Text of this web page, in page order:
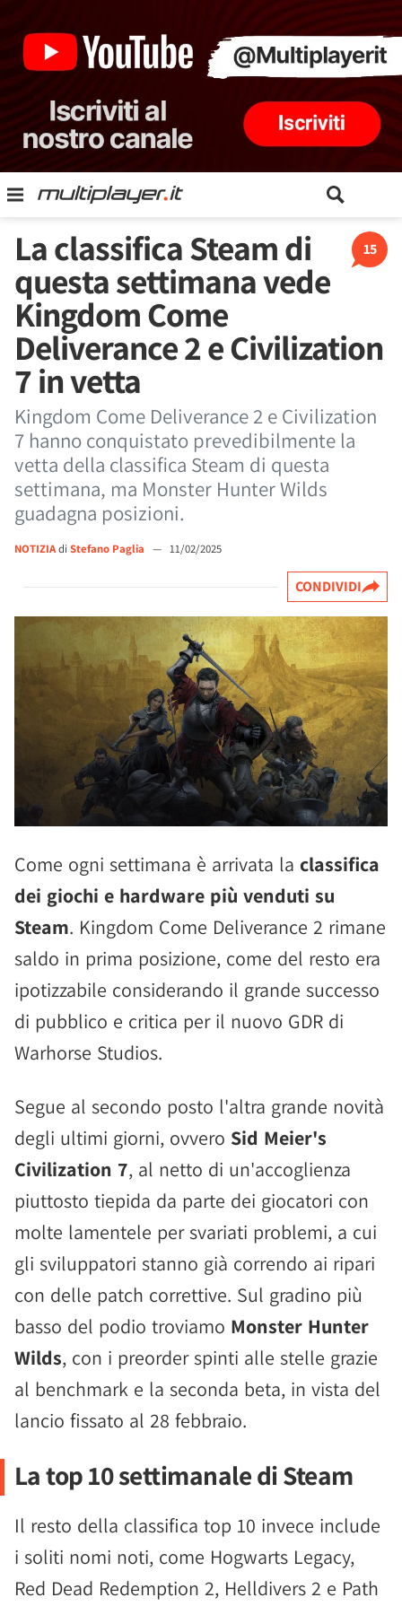
15
La classifica Steam di
questa settimana vede
Kingdom Come
Deliverance 2 e Civilization
7 in vetta
Kingdom Come Deliverance 2 e Civilization
7 hanno conquistato prevedibilmente la
vetta della classifica Steam di questa
settimana, ma Monster Hunter Wilds
guadagna posizioni.
NOTIZIAdi Stefano Paglia — 11/02/2025
CONDIVIDI
Come ogni settimana è arrivata la classifica
dei giochi e hardware più venduti su
Steam. Kingdom Come Deliverance 2 rimane
saldo in prima posizione, come del resto era
ipotizzabile considerando il grande successo
di pubblico e critica per il nuovo GDR di
Warhorse Studios.
Segue al secondo posto l'altra grande novità
degli ultimi giorni, ovvero Sid Meier's
Civilization 7, al netto di un'accoglienza
piuttosto tiepida da parte dei giocatori con
molte lamentele per svariati problemi, a cui
gli sviluppatori stanno già correndo ai ripari
con delle patch correttive. Sul gradino più
basso del podio troviamo Monster Hunter
Wilds, con i preorder spinti alle stelle grazie
al benchmark e la seconda beta, in vista del
lancio fissato al 28 febbraio.
La top 10 settimanale di Steam
Il resto della classifica top 10 invece include
i soliti nomi noti, come Hogwarts Legacy,
Red Dead Redemption 2, Helldivers 2 e Path